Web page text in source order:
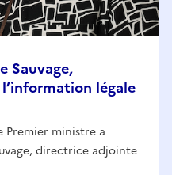
Sauvage,
légale
Premier ministre a
directrice adjointe